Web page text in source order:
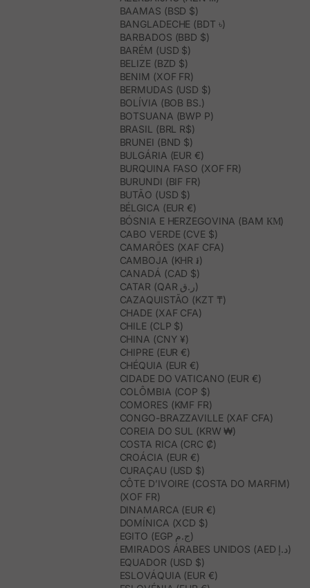
BAAMAS (BSD $)
BANGLADECHE (BDT ৳)
BARBADOS (BBD $)
BARÉM (USD $)
BELIZE (BZD $)
BENIM (XOF FR)
BERMUDAS (USD $)
BOLÍVIA (BOB BS.)
BOTSUANA (BWP P)
BRASIL (BRL R$)
BRUNEI (BND $)
BULGÁRIA (EUR €)
BURQUINA FASO (XOF FR)
BURUNDI (BIF FR)
BUTÃO (USD $)
BÉLGICA (EUR €)
BÓSNIA E HERZEGOVINA (BAM КМ)
CABO VERDE (CVE $)
CAMARÕES (XAF CFA)
CAMBOJA (KHR ៛)
CANADÁ (CAD $)
CATAR (QAR ر.ق)
CAZAQUISTÃO (KZT ₸)
CHADE (XAF CFA)
CHILE (CLP $)
CHINA (CNY ¥)
CHIPRE (EUR €)
CHÉQUIA (EUR €)
CIDADE DO VATICANO (EUR €)
COLÔMBIA (COP $)
COMORES (KMF FR)
CONGO-BRAZZAVILLE (XAF CFA)
COREIA DO SUL (KRW ₩)
COSTA RICA (CRC ₡)
CROÁCIA (EUR €)
CURAÇAU (USD $)
CÔTE D’IVOIRE (COSTA DO MARFIM)
(XOF FR)
DINAMARCA (EUR €)
DOMÍNICA (XCD $)
EGITO (EGP ج.م)
EMIRADOS ÁRABES UNIDOS (AED د.إ)
EQUADOR (USD $)
ESLOVÁQUIA (EUR €)